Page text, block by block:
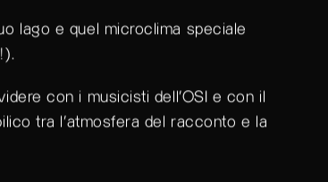
lago e quel microclima speciale
con i musicisti dell’OSI e con il
tra l’atmosfera del racconto e la